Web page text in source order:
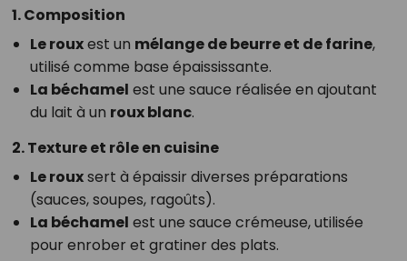
1. Composition
Le rouxest un mélange de beurre et de farine,
utilisé comme base épaississante.
La béchamel est une sauce réalisée en ajoutant
du lait à un roux blanc.
2. Texture et rôle en cuisine
Le rouxsert à épaissir diverses préparations
(sauces, soupes, ragoûts).
La béchamel est une sauce crémeuse, utilisée
pour enrober et gratiner des plats.